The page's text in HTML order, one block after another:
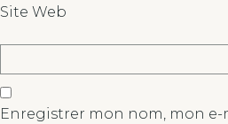
Site Web
Enregistrer mon nom, mon